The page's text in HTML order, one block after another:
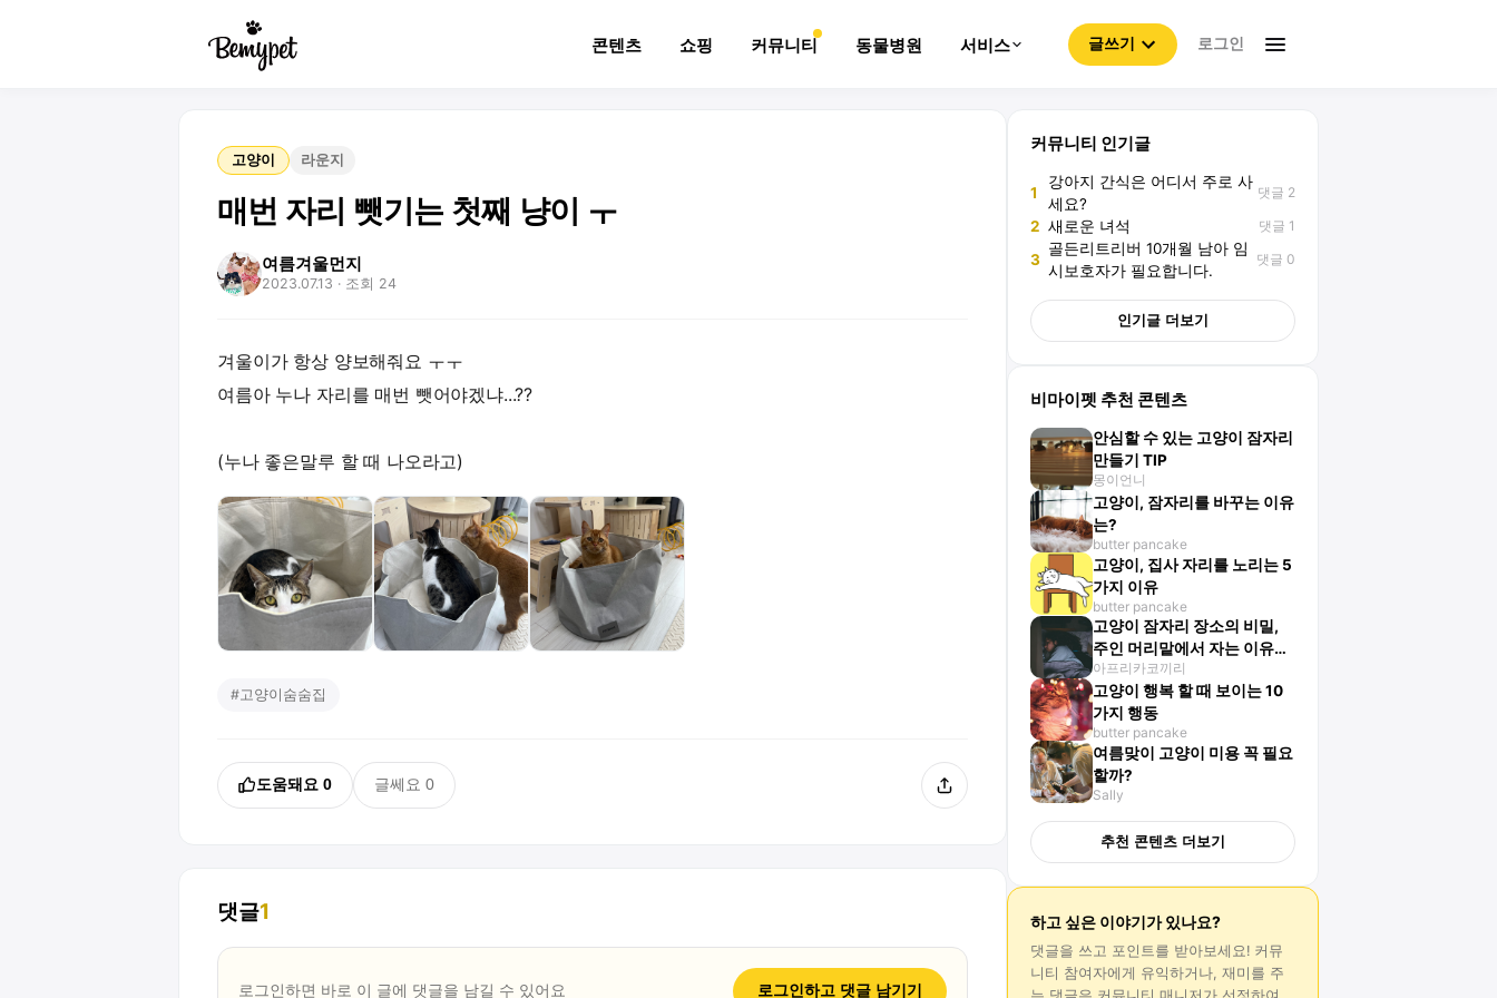
콘텐츠 쇼핑 커뮤니티 동물병원 서비스 글쓰기 로그인
고양이 라운지
매번 자리 뺏기는 첫째 냥이 ㅜ
여름겨울먼지
2023.07.13 · 조회 24
겨울이가 항상 양보해줘요 ㅜㅜ
여름아 누나 자리를 매번 뺏어야겠냐...??
(누나 좋은말루 할 때 나오라고)
#고양이숨숨집
도움돼요 0 글쎄요 0
댓글1
로그인하면 바로 이 글에 댓글을 남길 수 있어요 로그인하고 댓글 남기기
커뮤니티 인기글
1
강아지 간식은 어디서 주로 사
세요?
댓글 2
2 새로운 녀석 댓글 1
3
골든리트리버 10개월 남아 임
시보호자가 필요합니다.
댓글 0
인기글 더보기
비마이펫 추천 콘텐츠
안심할 수 있는 고양이 잠자리
만들기 TIP
몽이언니
고양이, 잠자리를 바꾸는 이유
는?
butter pancake
고양이, 집사 자리를 노리는 5
가지 이유
butter pancake
고양이 잠자리 장소의 비밀,
주인 머리맡에서 자는 이유
는?
아프리카코끼리
고양이 행복 할 때 보이는 10
가지 행동
butter pancake
여름맞이 고양이 미용 꼭 필요
할까?
Sally
추천 콘텐츠 더보기
하고 싶은 이야기가 있나요?
댓글을 쓰고 포인트를 받아보세요! 커뮤
니티 참여자에게 유익하거나, 재미를 주